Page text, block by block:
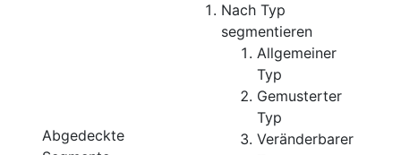
Abgedeckte
Nach Typ
segmentieren
Allgemeiner
Typ
Gemusterter
Typ
Veränderbarer